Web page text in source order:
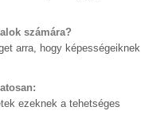
számára?
arra, hogy képességeiknek
ezeknek a tehetséges